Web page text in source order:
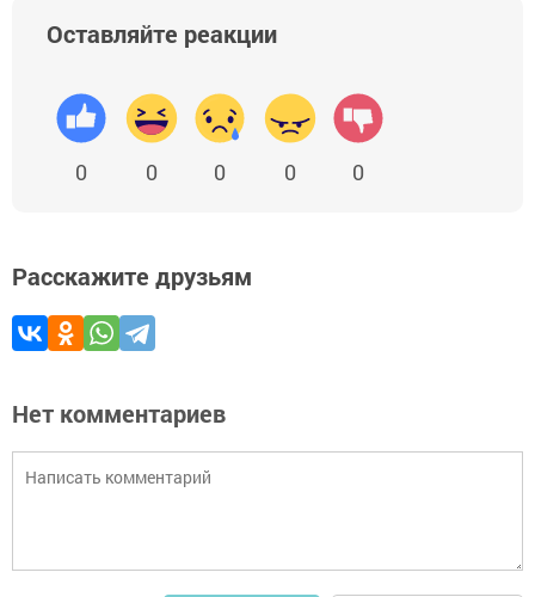
Оставляйте реакции
0 0 0 0 0
Расскажите друзьям
Нет комментариев